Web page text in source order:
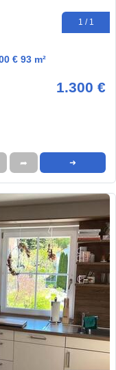
1 / 1
€ 93 m²
1.300 €
➦ ➜